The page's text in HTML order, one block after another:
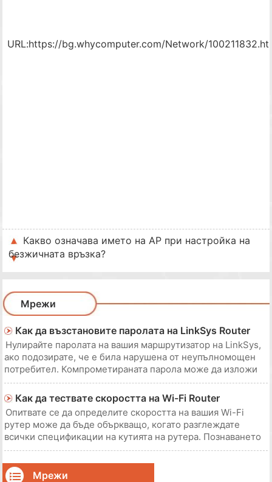
URL:https://bg.whycomputer.com/Network/
Какво означава името на АР при настройка на
безжичната връзка?
Мрежи
Как да възстановите паролата на LinkSys Router
Нулирайте паролата на вашия маршрутизатор на LinkSys,
ако подозирате, че е била нарушена от неупълномощен
потребител. Компрометираната парола може да изложи
мрежата ви на различни рискове за сигурността,
включително възможността злонамерен софтуер да бъде
инсталиран от хакер без ваше знание. Нулиран
Как да тествате скоростта на Wi-Fi Router
Опитвате се да определите скоростта на вашия Wi-Fi
рутер може да бъде объркващо, когато разглеждате
всички спецификации на кутията на рутера. Познаването
на скоростта на маршрутизатора е важно, защото искате
да се уверите, че вашият маршрутизатор работи на
оптимално ниво. Фактори като доставчика на
Мрежи